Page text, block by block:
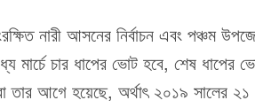
নারী আসনের নির্বাচন এবং পঞ্চম
চার ধাপের ভোট হবে, শেষ ধাপের
আগে হয়েছে, অর্থাৎ ২০১৯ সালের ২১